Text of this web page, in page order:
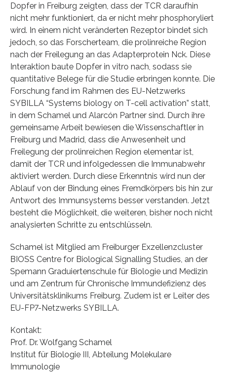
Dopfer in Freiburg zeigten, dass der TCR daraufhin
nicht mehr funktioniert, da er nicht mehr phosphoryliert
wird. In einem nicht veränderten Rezeptor bindet sich
jedoch, so das Forscherteam, die prolinreiche Region
nach der Freilegung an das Adapterprotein Nck. Diese
Interaktion baute Dopfer in vitro nach, sodass sie
quantitative Belege für die Studie erbringen konnte. Die
Forschung fand im Rahmen des EU-Netzwerks
SYBILLA “Systems biology on T-cell activation” statt,
in dem Schamel und Alarcón Partner sind. Durch ihre
gemeinsame Arbeit bewiesen die Wissenschaftler in
Freiburg und Madrid, dass die Anwesenheit und
Freilegung der prolinreichen Region elementar ist,
damit der TCR und infolgedessen die Immunabwehr
aktiviert werden. Durch diese Erkenntnis wird nun der
Ablauf von der Bindung eines Fremdkörpers bis hin zur
Antwort des Immunsystems besser verstanden. Jetzt
besteht die Möglichkeit, die weiteren, bisher noch nicht
analysierten Schritte zu entschlüsseln.
Schamel ist Mitglied am Freiburger Exzellenzcluster
BIOSS Centre for Biological Signalling Studies, an der
Spemann Graduiertenschule für Biologie und Medizin
und am Zentrum für Chronische Immundefizienz des
Universitätsklinikums Freiburg. Zudem ist er Leiter des
EU-FP7-Netzwerks SYBILLA.
Kontakt:
Prof. Dr. Wolfgang Schamel
Institut für Biologie III, Abteilung Molekulare
Immunologie